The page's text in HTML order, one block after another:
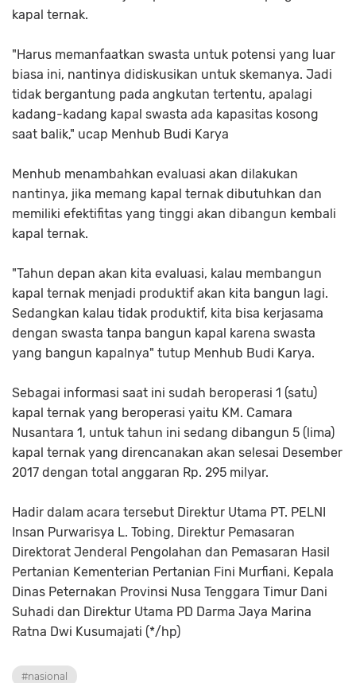
kapal ternak.
"Harus memanfaatkan swasta untuk potensi yang luar
biasa ini, nantinya didiskusikan untuk skemanya. Jadi
tidak bergantung pada angkutan tertentu, apalagi
kadang-kadang kapal swasta ada kapasitas kosong
saat balik," ucap Menhub Budi Karya
Menhub menambahkan evaluasi akan dilakukan
nantinya, jika memang kapal ternak dibutuhkan dan
memiliki efektifitas yang tinggi akan dibangun kembali
kapal ternak.
"Tahun depan akan kita evaluasi, kalau membangun
kapal ternak menjadi produktif akan kita bangun lagi.
Sedangkan kalau tidak produktif, kita bisa kerjasama
dengan swasta tanpa bangun kapal karena swasta
yang bangun kapalnya" tutup Menhub Budi Karya.
Sebagai informasi saat ini sudah beroperasi 1 (satu)
kapal ternak yang beroperasi yaitu KM. Camara
Nusantara 1, untuk tahun ini sedang dibangun 5 (lima)
kapal ternak yang direncanakan akan selesai Desember
2017 dengan total anggaran Rp. 295 milyar.
Hadir dalam acara tersebut Direktur Utama PT. PELNI
Insan Purwarisya L. Tobing, Direktur Pemasaran
Direktorat Jenderal Pengolahan dan Pemasaran Hasil
Pertanian Kementerian Pertanian Fini Murfiani, Kepala
Dinas Peternakan Provinsi Nusa Tenggara Timur Dani
Suhadi dan Direktur Utama PD Darma Jaya Marina
Ratna Dwi Kusumajati (*/hp)
#nasional